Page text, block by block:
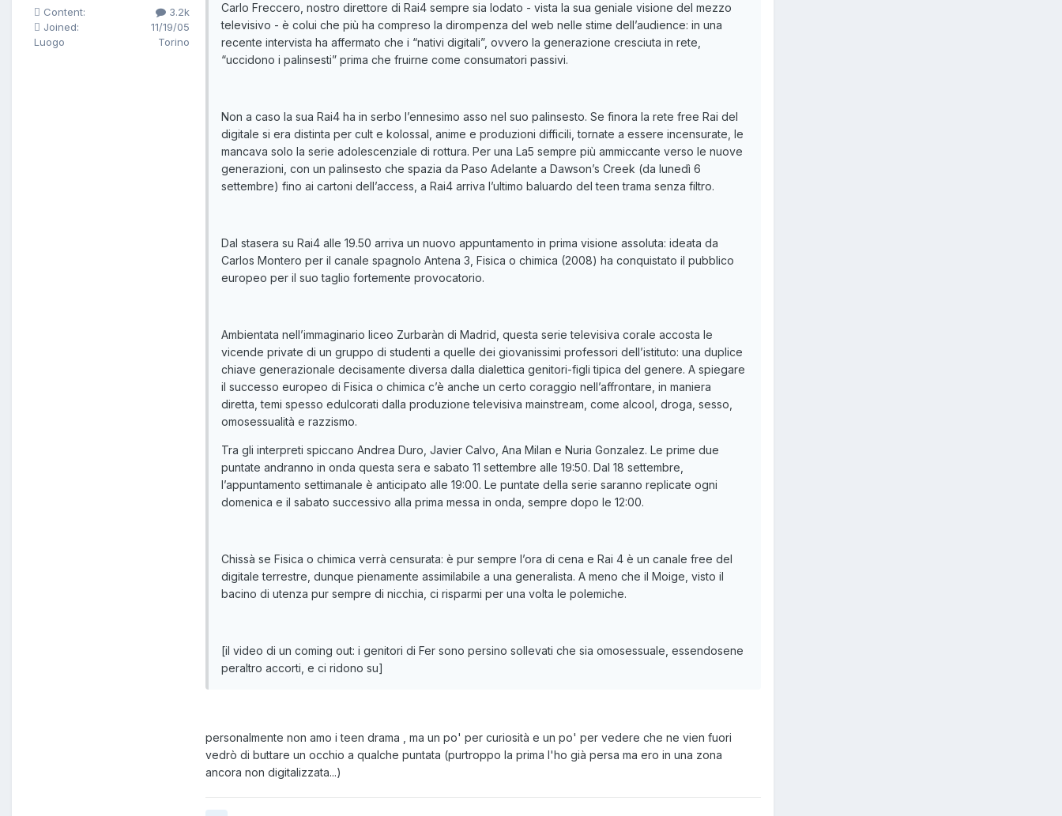
Content:
3.2k
Joined:
11/19/05
Luogo
Torino
Carlo Freccero, nostro direttore di Rai4 sempre sia lodato - vista la sua geniale visione del mezzo
televisivo - è colui che più ha compreso la dirompenza del web nelle stime dell’audience: in una
recente intervista ha affermato che i “nativi digitali”, ovvero la generazione cresciuta in rete,
“uccidono i palinsesti” prima che fruirne come consumatori passivi.
Non a caso la sua Rai4 ha in serbo l’ennesimo asso nel suo palinsesto. Se finora la rete free Rai del
digitale si era distinta per cult e kolossal, anime e produzioni difficili, tornate a essere incensurate, le
mancava solo la serie adolescenziale di rottura. Per una La5 sempre più ammiccante verso le nuove
generazioni, con un palinsesto che spazia da Paso Adelante a Dawson’s Creek (da lunedì 6
settembre) fino ai cartoni dell’access, a Rai4 arriva l’ultimo baluardo del teen trama senza filtro.
Dal stasera su Rai4 alle 19.50 arriva un nuovo appuntamento in prima visione assoluta: ideata da
Carlos Montero per il canale spagnolo Antena 3, Fisica o chimica (2008) ha conquistato il pubblico
europeo per il suo taglio fortemente provocatorio.
Ambientata nell’immaginario liceo Zurbaràn di Madrid, questa serie televisiva corale accosta le
vicende private di un gruppo di studenti a quelle dei giovanissimi professori dell’istituto: una duplice
chiave generazionale decisamente diversa dalla dialettica genitori-figli tipica del genere. A spiegare
il successo europeo di Fisica o chimica c’è anche un certo coraggio nell’affrontare, in maniera
diretta, temi spesso edulcorati dalla produzione televisiva mainstream, come alcool, droga, sesso,
omosessualità e razzismo.
Tra gli interpreti spiccano Andrea Duro, Javier Calvo, Ana Milan e Nuria Gonzalez. Le prime due
puntate andranno in onda questa sera e sabato 11 settembre alle 19:50. Dal 18 settembre,
l’appuntamento settimanale è anticipato alle 19:00. Le puntate della serie saranno replicate ogni
domenica e il sabato successivo alla prima messa in onda, sempre dopo le 12:00.
Chissà se Fisica o chimica verrà censurata: è pur sempre l’ora di cena e Rai 4 è un canale free del
digitale terrestre, dunque pienamente assimilabile a una generalista. A meno che il Moige, visto il
bacino di utenza pur sempre di nicchia, ci risparmi per una volta le polemiche.
[il video di un coming out: i genitori di Fer sono persino sollevati che sia omosessuale, essendosene
peraltro accorti, e ci ridono su]
personalmente non amo i teen drama , ma un po' per curiosità e un po' per vedere che ne vien fuori
vedrò di buttare un occhio a qualche puntata (purtroppo la prima l'ho già persa ma ero in una zona
ancora non digitalizzata...)